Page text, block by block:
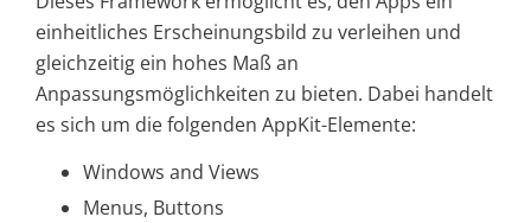
einheitliches Erscheinungsbild zu verleihen und
gleichzeitig ein hohes Maß an
Anpassungsmöglichkeiten zu bieten. Dabei handelt
es sich um die folgenden AppKit-Elemente:
Windows and Views
Menus, Buttons